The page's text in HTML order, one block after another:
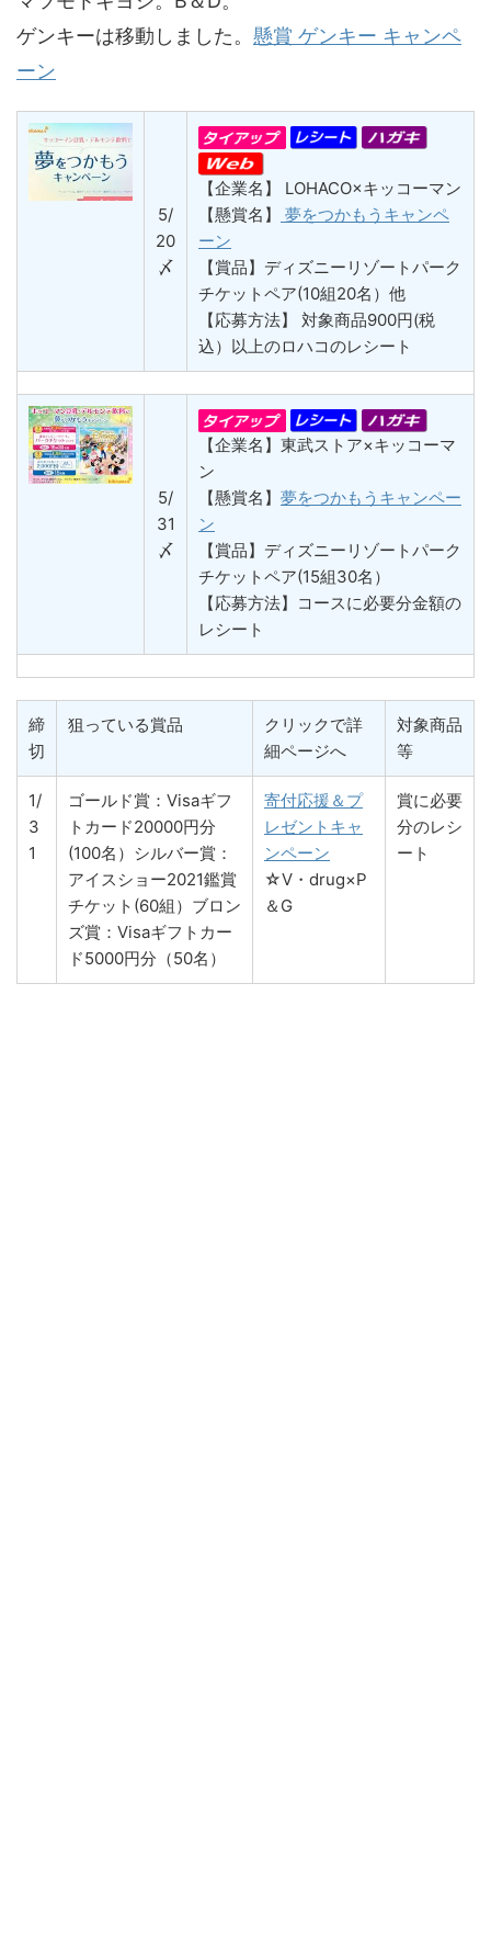
ゲンキーは移動しました。 懸賞 ゲンキー キャンペ
ーン
5/
20
〆
【企業名】 LOHACO×キッコーマン
【懸賞名】
夢をつかもうキャンペ
ーン
【賞品】ディズニーリゾートパーク
チケットペア(10組20名）他
【応募方法】 対象商品900円(税
込）以上のロハコのレシート
5/
31
〆
【企業名】東武ストア×キッコーマ
ン
【懸賞名】 夢をつかもうキャンペー
ン
【賞品】ディズニーリゾートパーク
チケットペア(15組30名）
【応募方法】コースに必要分金額の
レシート
締
切
狙っている賞品
クリックで詳
細ページへ
対象商品
等
1/
3
1
ゴールド賞：Visaギフ
トカード20000円分
(100名）シルバー賞：
アイスショー2021鑑賞
チケット(60組）ブロン
ズ賞：Visaギフトカー
ド5000円分（50名）
寄付応援＆プ
レゼントキャ
ンペーン
☆V・drug×P
＆G
賞に必要
分のレシ
ート